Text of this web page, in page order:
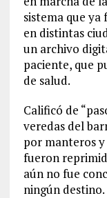
sistema que ya
en distintas
un archivo
paciente, que
de salud.
Calificó de
veredas del
por manteros
fueron
aún no fue
ningún destino.